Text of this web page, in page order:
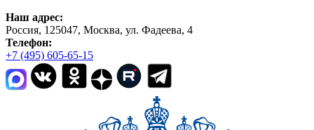
Наш адрес:
Россия, 125047, Москва, ул. Фадеева, 4
Телефон:
+7 (495) 605-65-15